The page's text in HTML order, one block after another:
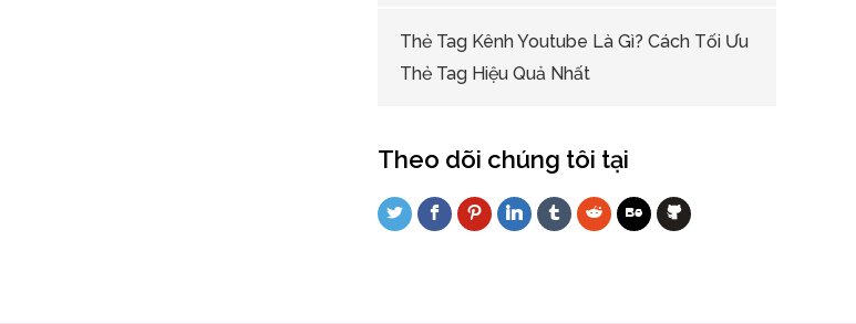
Thẻ Tag Kênh Youtube Là Gì? Cách Tối Ưu
Thẻ Tag Hiệu Quả Nhất
Theo dõi chúng tôi tại